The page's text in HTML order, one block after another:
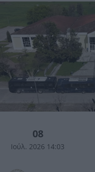
08
Ιούλ. 2026 14:03